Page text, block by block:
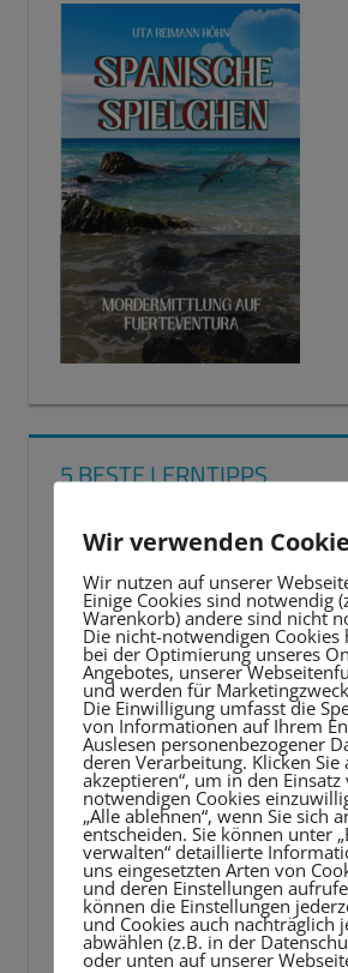
5 BESTE LERNTIPPS
Video-
Wir verwenden
Wir nutzen auf unserer
Einige Cookies sind notwendig
Warenkorb) andere sind nicht
Die nicht-notwendigen Cookies
bei der Optimierung unseres
Angebotes, unserer
und werden für
Die Einwilligung umfasst die
von Informationen auf Ihrem
Auslesen personenbezogener
deren Verarbeitung. Klicken Sie
akzeptieren“, um in den
notwendigen Cookies
„Alle ablehnen“, wenn Sie sich
entscheiden. Sie können unter
verwalten“ detaillierte
uns eingesetzten Arten von
und deren Einstellungen
können die Einstellungen
und Cookies auch nachträglich
abwählen (z.B. in der
oder unten auf unserer